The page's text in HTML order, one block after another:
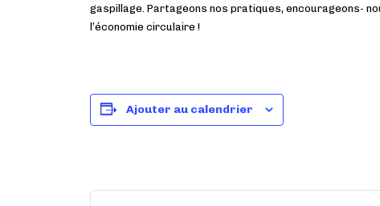
gaspillage. Partageons nos pratiques, encourageons­-
l’économie circulaire !
Ajouter au calendrier